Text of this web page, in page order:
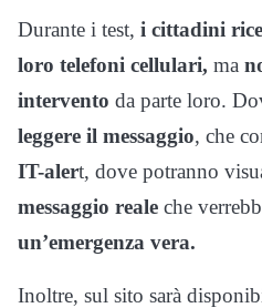
Durante i test, i cittadini
loro telefoni cellulari, ma
intervento da parte loro.
leggere il messaggio, che
IT-alert, dove potranno
messaggio reale che
un’emergenza vera.
Inoltre, sul sito sarà